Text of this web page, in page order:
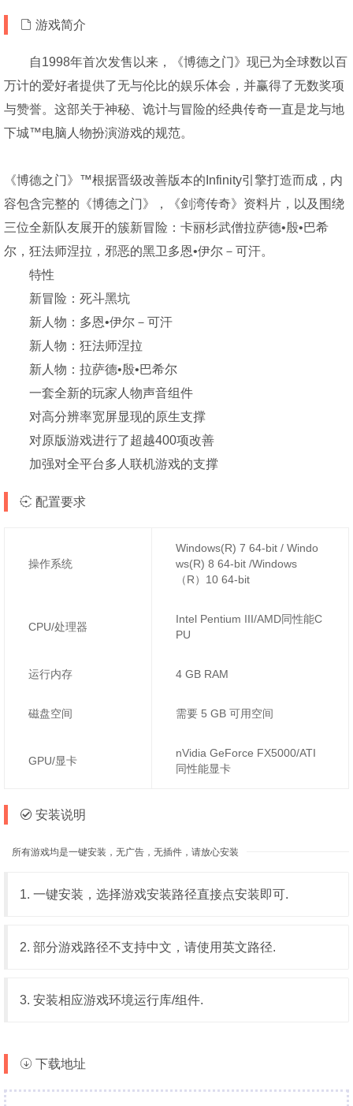
游戏简介
自1998年首次发售以来，《博德之门》现已为全球数以百
万计的爱好者提供了无与伦比的娱乐体会，并赢得了无数奖项
与赞誉。这部关于神秘、诡计与冒险的经典传奇一直是龙与地
下城™电脑人物扮演游戏的规范。
《博德之门》™根据晋级改善版本的Infinity引擎打造而成，内
容包含完整的《博德之门》，《剑湾传奇》资料片，以及围绕
三位全新队友展开的簇新冒险：卡丽杉武僧拉萨德•殷•巴希
尔，狂法师涅拉，邪恶的黑卫多恩•伊尔－可汗。
特性
新冒险：死斗黑坑
新人物：多恩•伊尔－可汗
新人物：狂法师涅拉
新人物：拉萨德•殷•巴希尔
一套全新的玩家人物声音组件
对高分辨率宽屏显现的原生支撑
对原版游戏进行了超越400项改善
加强对全平台多人联机游戏的支撑
配置要求
操作系统
Windows(R) 7 64-bit / Windo
ws(R) 8 64-bit /Windows
（R）10 64-bit
CPU/处理器
Intel Pentium III/AMD同性能C
PU
运行内存 4 GB RAM
磁盘空间 需要 5 GB 可用空间
GPU/显卡
nVidia GeForce FX5000/ATI
同性能显卡
安装说明
所有游戏均是一键安装，无广告，无插件，请放心安装
1. 一键安装，选择游戏安装路径直接点安装即可.
2. 部分游戏路径不支持中文，请使用英文路径.
3. 安装相应游戏环境运行库/组件.
下载地址